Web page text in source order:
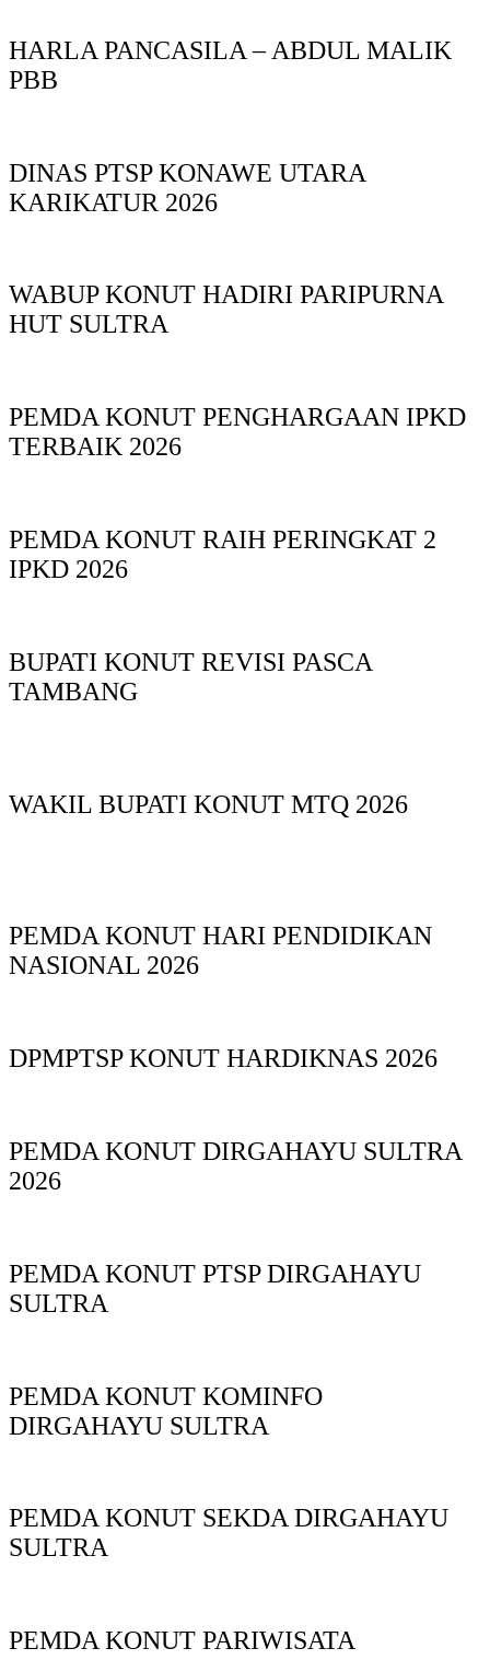
HARLA PANCASILA – ABDUL MALIK
PBB
DINAS PTSP KONAWE UTARA
KARIKATUR 2026
WABUP KONUT HADIRI PARIPURNA
HUT SULTRA
PEMDA KONUT PENGHARGAAN IPKD
TERBAIK 2026
PEMDA KONUT RAIH PERINGKAT 2
IPKD 2026
BUPATI KONUT REVISI PASCA
TAMBANG
WAKIL BUPATI KONUT MTQ 2026
PEMDA KONUT HARI PENDIDIKAN
NASIONAL 2026
DPMPTSP KONUT HARDIKNAS 2026
PEMDA KONUT DIRGAHAYU SULTRA
2026
PEMDA KONUT PTSP DIRGAHAYU
SULTRA
PEMDA KONUT KOMINFO
DIRGAHAYU SULTRA
PEMDA KONUT SEKDA DIRGAHAYU
SULTRA
PEMDA KONUT PARIWISATA